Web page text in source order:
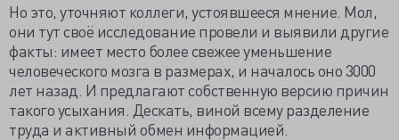
Но это, уточняют коллеги, устоявшееся мнение. Мол,
они тут своё исследование провели и выявили другие
факты: имеет место более свежее уменьшение
человеческого мозга в размерах, и началось оно 3000
лет назад. И предлагают собственную версию причин
такого усыхания. Дескать, виной всему разделение
труда и активный обмен информацией.